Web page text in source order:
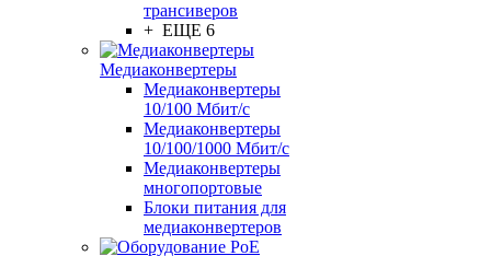
трансиверов
+ ЕЩЕ 6
Медиаконвертеры
Медиаконвертеры
10/100 Мбит/с
Медиаконвертеры
10/100/1000 Мбит/c
Медиаконвертеры
многопортовые
Блоки питания для
медиаконвертеров